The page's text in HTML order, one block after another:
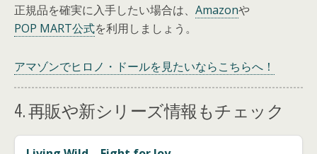
正規品を確実に入手したい場合は、 Amazonや
POP MART公式を利用しましょう。
アマゾンでヒロノ・ドールを見たいならこちらへ！
4. 再販や新シリーズ情報もチェック